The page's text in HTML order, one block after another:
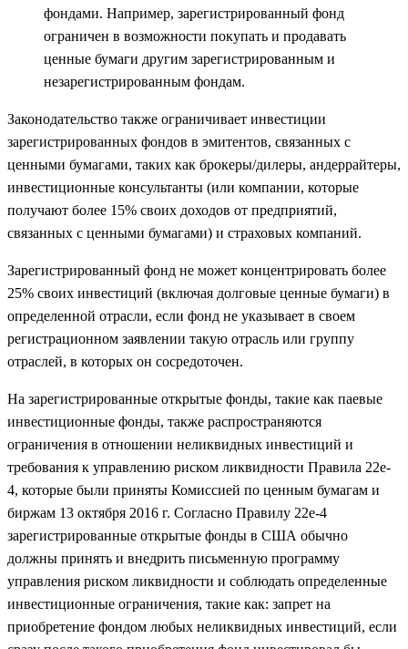
фондами. Например, зарегистрированный фонд
ограничен в возможности покупать и продавать
ценные бумаги другим зарегистрированным и
незарегистрированным фондам.
Законодательство также ограничивает инвестиции
зарегистрированных фондов в эмитентов, связанных с
ценными бумагами, таких как брокеры/дилеры, андеррайтеры,
инвестиционные консультанты (или компании, которые
получают более 15% своих доходов от предприятий,
связанных с ценными бумагами) и страховых компаний.
Зарегистрированный фонд не может концентрировать более
25% своих инвестиций (включая долговые ценные бумаги) в
определенной отрасли, если фонд не указывает в своем
регистрационном заявлении такую ​​отрасль или группу
отраслей, в которых он сосредоточен.
На зарегистрированные открытые фонды, такие как паевые
инвестиционные фонды, также распространяются
ограничения в отношении неликвидных инвестиций и
требования к управлению риском ликвидности Правила 22e-
4, которые были приняты Комиссией по ценным бумагам и
биржам 13 октября 2016 г. Согласно Правилу 22e-4
зарегистрированные открытые фонды в США обычно
должны принять и внедрить письменную программу
управления риском ликвидности и соблюдать определенные
инвестиционные ограничения, такие как: запрет на
приобретение фондом любых неликвидных инвестиций, если